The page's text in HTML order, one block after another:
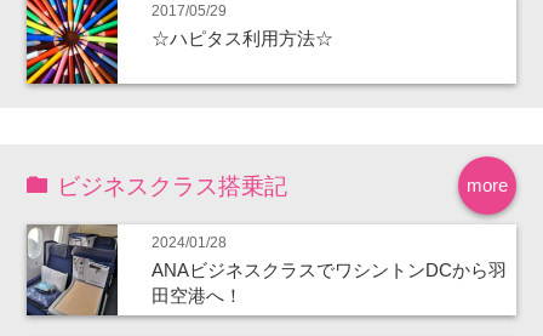
2017/05/29
☆ハピタス利用方法☆
more
ビジネスクラス搭乗記
2024/01/28
ANAビジネスクラスでワシントンDCから羽
田空港へ！